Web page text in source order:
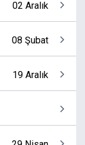
02 Aralık
08 Şubat
19 Aralık